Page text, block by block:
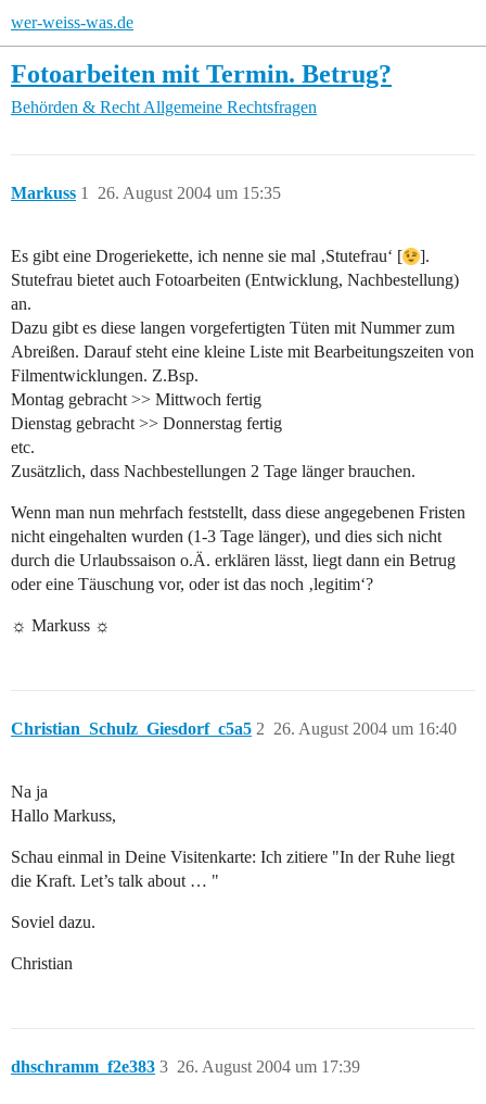
wer-weiss-was.de
Fotoarbeiten mit Termin. Betrug?
Behörden & Recht Allgemeine Rechtsfragen
Markuss 26. August 2004 um 15:35
1
Es gibt eine Drogeriekette, ich nenne sie mal ‚Stutefrau‘ [
].
Stutefrau bietet auch Fotoarbeiten (Entwicklung, Nachbestellung)
an.
Dazu gibt es diese langen vorgefertigten Tüten mit Nummer zum
Abreißen. Darauf steht eine kleine Liste mit Bearbeitungszeiten von
Filmentwicklungen. Z.Bsp.
Montag gebracht >> Mittwoch fertig
Dienstag gebracht >> Donnerstag fertig
etc.
Zusätzlich, dass Nachbestellungen 2 Tage länger brauchen.
Wenn man nun mehrfach feststellt, dass diese angegebenen Fristen
nicht eingehalten wurden (1-3 Tage länger), und dies sich nicht
durch die Urlaubssaison o.Ä. erklären lässt, liegt dann ein Betrug
oder eine Täuschung vor, oder ist das noch ‚legitim‘?
☼ Markuss ☼
Christian_Schulz_Giesdorf_c5a5 26. August 2004 um 16:40
2
Na ja
Hallo Markuss,
Schau einmal in Deine Visitenkarte: Ich zitiere "In der Ruhe liegt
die Kraft. Let’s talk about … "
Soviel dazu.
Christian
dhschramm_f2e383 26. August 2004 um 17:39
3